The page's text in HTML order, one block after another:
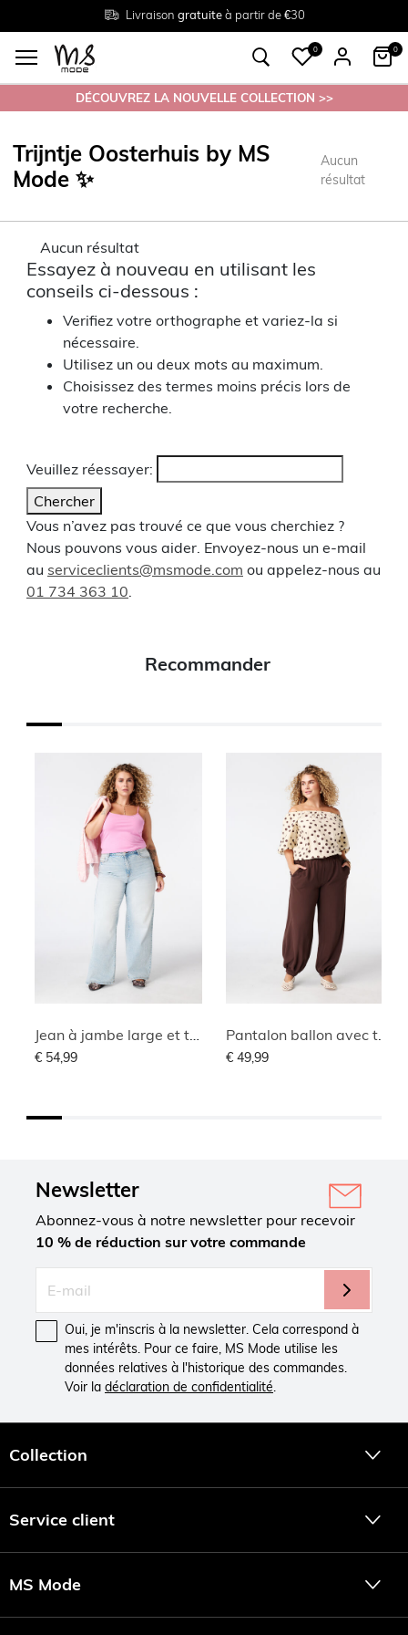
Livraison gratuiteà partir de €30
Tailles du38 au 54
Retourgratuit en magasin
0 0
DÉCOUVREZ LA NOUVELLE COLLECTION >>
Trijntje Oosterhuis by MS
Mode ✨
Aucun
résultat
Aucun résultat
Essayez à nouveau en utilisant les
conseils ci-dessous :
Verifiez votre orthographe et variez-la si
nécessaire.
Utilisez un ou deux mots au maximum.
Choisissez des termes moins précis lors de
votre recherche.
Veuillez réessayer:
Chercher
Vous n’avez pas trouvé ce que vous cherchiez ?
Nous pouvons vous aider. Envoyez-nous un e-mail
au serviceclients@msmode.com ou appelez-nous au
01 734 363 10
Recommander
€ 54,99
Pantalon ballon avec taille élastique
€ 49,99
Newsletter
Abonnez-vous à notre newsletter pour recevoir
10 % de réduction sur votre commande
Oui, je m'inscris à la newsletter. Cela correspond à
mes intérêts. Pour ce faire, MS Mode utilise les
données relatives à l'historique des commandes.
Voir la déclaration de confidentialité.
Collection
Service client
MS Mode